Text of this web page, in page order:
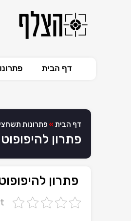
דף הבית
דף הבית » פתרונות
פתרון
פתרון